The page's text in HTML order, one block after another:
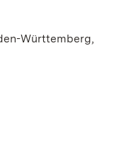
Württemberg,